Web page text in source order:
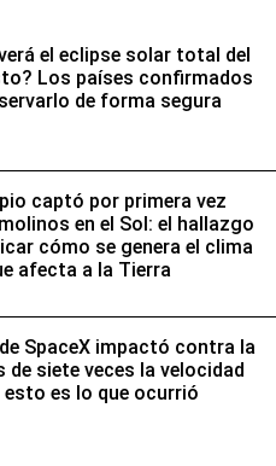
el eclipse solar total del
Los países confirmados
de forma segura
captó por primera vez
en el Sol: el hallazgo
cómo se genera el clima
afecta a la Tierra
SpaceX impactó contra la
de siete veces la velocidad
esto es lo que ocurrió